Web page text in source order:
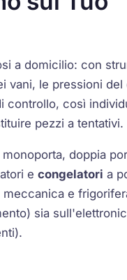
a domicilio: con
vani, le pressioni
controllo, così
pezzi a tentativi.
doppia
econgelatori a
meccanica e
sia